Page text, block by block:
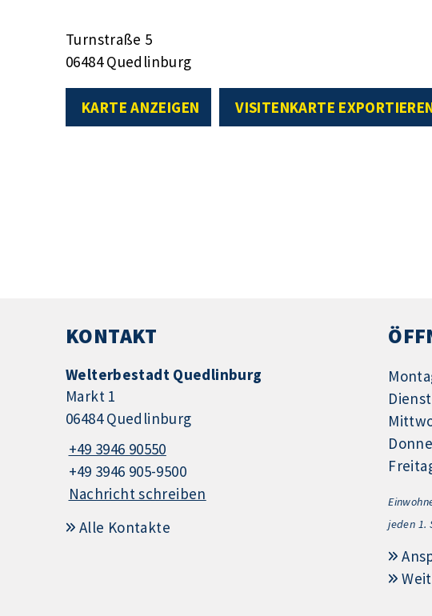
Turnstraße 5
06484 Quedlinburg
KARTE ANZEIGEN VISITENKARTE
KONTAKT
Welterbestadt Quedlinburg
Markt 1
06484 Quedlinburg
+49 3946 90550
+49 3946 905-9500
Nachricht schreiben
Alle Kontakte
jeden 1.